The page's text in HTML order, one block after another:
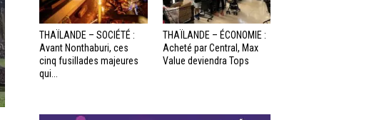
THAÏLANDE – SOCIÉTÉ :
Avant Nonthaburi, ces
cinq fusillades majeures
qui...
THAÏLANDE – ÉCONOMIE :
Acheté par Central, Max
Value deviendra Tops